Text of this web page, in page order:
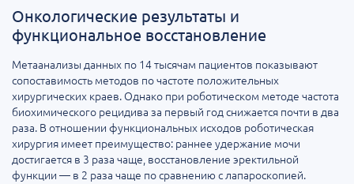
Онкологические результаты и
функциональное восстановление
Метаанализы данных по 14 тысячам пациентов показывают
сопоставимость методов по частоте положительных
хирургических краев. Однако при роботическом методе частота
биохимического рецидива за первый год снижается почти в два
раза. В отношении функциональных исходов роботическая
хирургия имеет преимущество: раннее удержание мочи
достигается в 3 раза чаще, восстановление эректильной
функции — в 2 раза чаще по сравнению с лапароскопией.